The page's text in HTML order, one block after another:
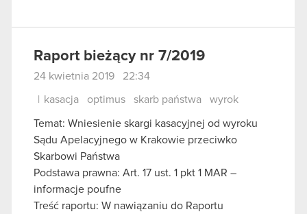
Raport bieżący nr 7/2019
24 kwietnia 2019 22:34
kasacja optimus skarb państwa wyrok
Temat: Wniesienie skargi kasacyjnej od wyroku
Sądu Apelacyjnego w Krakowie przeciwko
Skarbowi Państwa
Podstawa prawna: Art. 17 ust. 1 pkt 1 MAR –
informacje poufne
Treść raportu: W nawiązaniu do Raportu